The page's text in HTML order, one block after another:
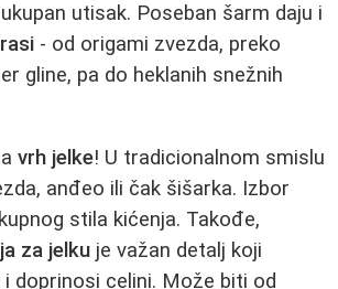
utisak. Poseban šarm daju i
- od origami zvezda, preko
gline, pa do heklanih snežnih
vrh jelke! U tradicionalnom smislu
anđeo ili čak šišarka. Izbor
stila kićenja. Takođe,
za jelku je važan detalj koji
doprinosi celini. Može biti od